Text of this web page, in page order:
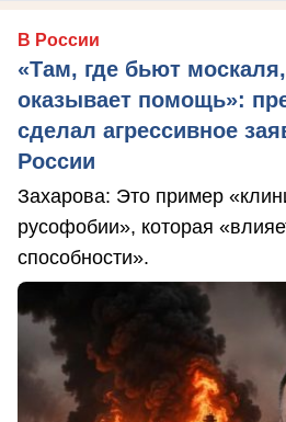
В России
«Там, где бьют
оказывает помощь»:
сделал агрессивное
России
Захарова: Это пример
русофобии», которая
способности».